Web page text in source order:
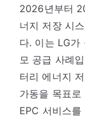
2026년부터
너지 저장 시
다. 이는 LG가
모 공급 사례
터리 에너지
가동을 목표
EPC 서비스